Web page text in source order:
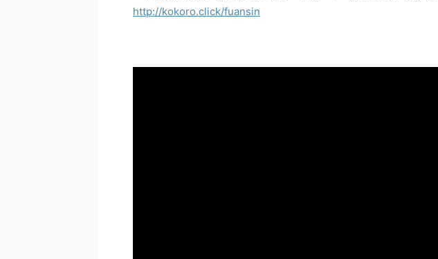
http://kokoro.click/fuansin